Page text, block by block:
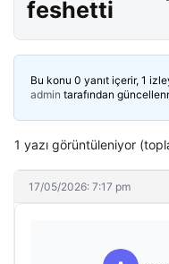
feshetti
Bu konu 0 yanıt içerir, 1
admin tarafından
1 yazı görüntüleniyor
17/05/2026: 7:17 pm